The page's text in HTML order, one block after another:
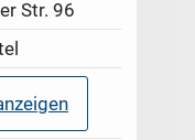
Str. 96